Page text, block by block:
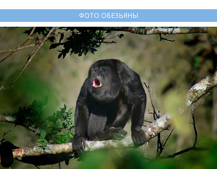
ФОТО ОБЕЗЬЯНЫ